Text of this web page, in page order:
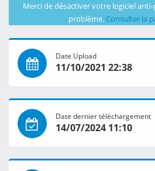
Merci de désactiver votre logiciel
problème. Consulter la
Date Upload
11/10/2021 22:38
Date dernier téléchargement
14/07/2024 11:10